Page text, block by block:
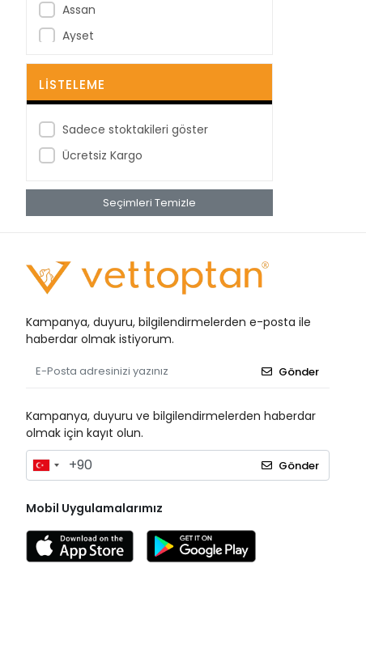
Assan
Ayset
B Braun
B-Good
BD
Berha
Berika
BestPoint
Betasan
Bioxi
Bıçakcılar
BRP
Buster
Cansın
Clivex
Covidien
Cutta Cutter
LISTELEME
Sadece stoktakileri göster
Ücretsiz Kargo
Seçimleri Temizle
Kampanya, duyuru, bilgilendirmelerden e-posta ile
haberdar olmak istiyorum.
Gönder
Kampanya, duyuru ve bilgilendirmelerden haberdar
olmak için kayıt olun.
Gönder
Mobil Uygulamalarımız